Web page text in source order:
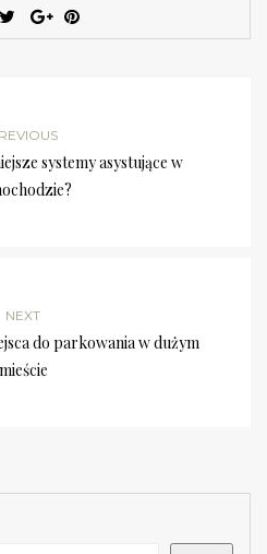
systemy asystujące w
NEXT
do parkowania w dużym
mieście